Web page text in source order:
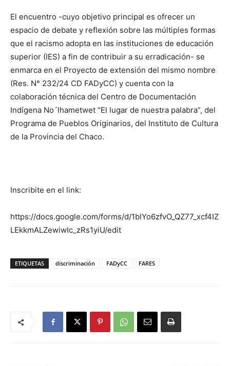
El encuentro -cuyo objetivo principal es ofrecer un
espacio de debate y reflexión sobre las múltiples formas
que el racismo adopta en las instituciones de educación
superior (IES) a fin de contribuir a su erradicación- se
enmarca en el Proyecto de extensión del mismo nombre
(Res. N° 232/24 CD FADyCC) y cuenta con la
colaboración técnica del Centro de Documentación
Indígena No´lhametwet “El lugar de nuestra palabra”, del
Programa de Pueblos Originarios, del Instituto de Cultura
de la Provincia del Chaco.
Inscribite en el link:
https://docs.google.com/forms/d/1blYo6zfvO_QZ77_xcf4IZ
LEkkmALZewiwIc_zRs1yiU/edit
ETIQUETAS discriminación FADyCC FARES